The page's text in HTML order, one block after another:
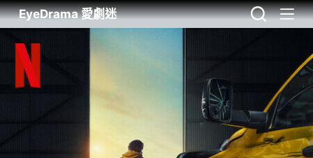
EyeDrama 愛劇迷